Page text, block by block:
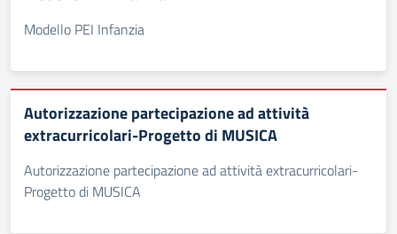
Modello PEI Infanzia
Autorizzazione partecipazione ad attività
extracurricolari-Progetto di MUSICA
Autorizzazione partecipazione ad attività extracurricolari-
Progetto di MUSICA